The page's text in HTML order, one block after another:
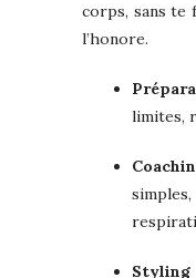
corps, sans te
l’honore.
limites,